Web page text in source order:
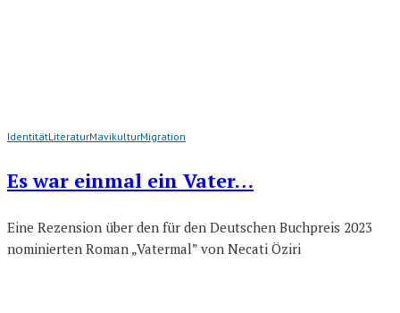
IdentitätLiteraturMavikulturMigration
Es war einmal ein Vater…
Eine Rezension über den für den Deutschen Buchpreis 2023
nominierten Roman „Vatermal” von Necati Öziri